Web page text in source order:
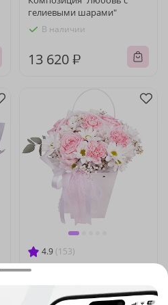
гелиевыми шарами"
В наличии
13 620 ₽
4.9 (153)
Композиция "Милая леди"
В наличии